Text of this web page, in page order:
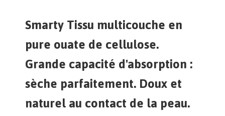
Smarty Tissu multicouche en
pure ouate de cellulose.
Grande capacité d'absorption :
sèche parfaitement. Doux et
naturel au contact de la peau.